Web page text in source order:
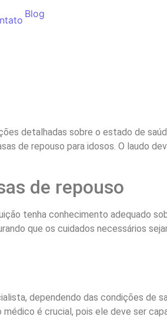
Blog
detalhadas sobre o estado de
de repouso para idosos. O laudo
de repouso
tenha conhecimento adequado
que os cuidados necessários
dependendo das condições de
é crucial, pois ele deve ser